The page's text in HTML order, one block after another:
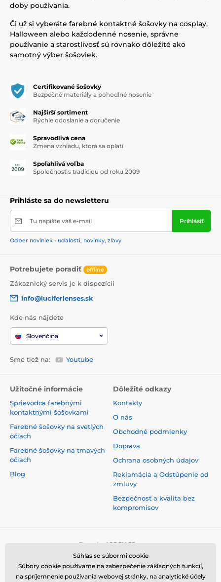
doby používania.
Či už si vyberáte farebné kontaktné šošovky na cosplay,
Halloween alebo každodenné nosenie, správne
používanie a starostlivosť sú rovnako dôležité ako
samotný výber šošoviek.
Certifikované šošovky
Bezpečné materiály a pohodlné nosenie
Najširší sortiment
Rýchle odoslanie a doručenie
Spravodlivá cena
Zmena vzhľadu, ktorá sa oplatí
Spoľahlivá voľba
Spoločnosť s tradíciou od roku 2009
Prihláste sa do newsletteru
Tu napíšte váš e-mail Prihlásiť
Odber noviniek - udalosti, novinky, zľavy
Potrebujete poradiť offline
Zákaznický servis je k dispozícii
info@luciferlenses.sk
Kde nás nájdete
Slovenčina
Sme tiež na: Youtube
Užitočné informácie
Sprievodca farebnými
kontaktnými šošovkami
Farebné šošovky na svetlých
očiach
Farebné šošovky na tmavých
očiach
Blog
Dôležité odkazy
Kontakty
O nás
Obchodné podmienky
Doprava
Ochrana osobných údajov
Reklamácia a Odstúpenie od
zmluvy
Bezpečnosť a kvalita bez
kompromisov
Súhlas so súbormi cookie
Súbory cookie používame na zabezpečenie základných funkcií,
na spríjemnenie používania webovej stránky, na analytické účely